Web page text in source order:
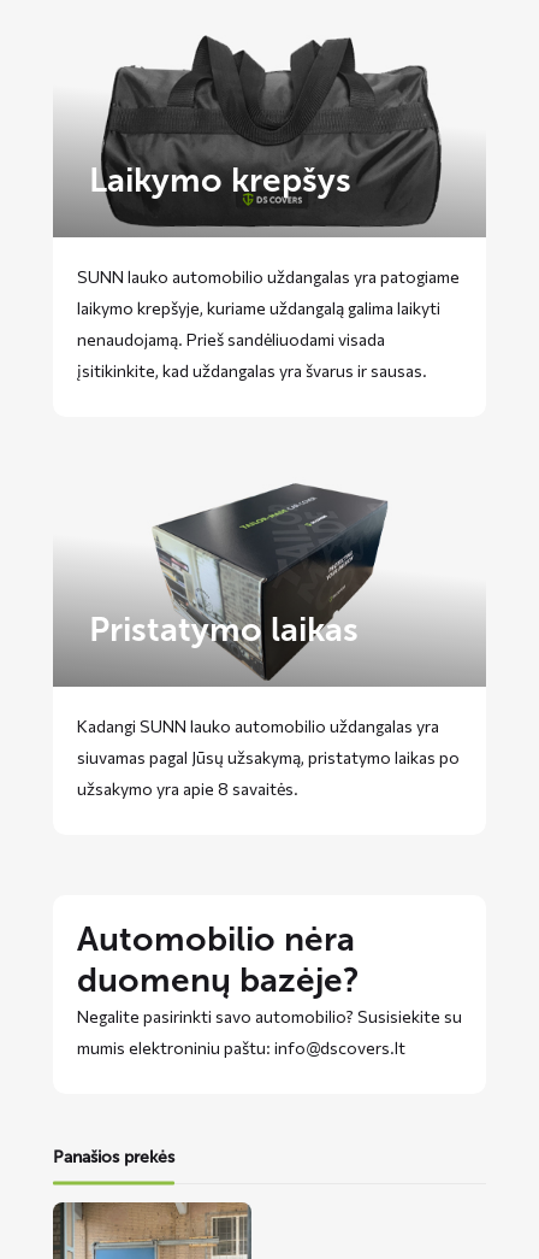
Laikymo krepšys
SUNN lauko automobilio uždangalas yra patogiame
laikymo krepšyje, kuriame uždangalą galima laikyti
nenaudojamą. Prieš sandėliuodami visada
įsitikinkite, kad uždangalas yra švarus ir sausas.
Pristatymo laikas
Kadangi SUNN lauko automobilio uždangalas yra
siuvamas pagal Jūsų užsakymą, pristatymo laikas po
užsakymo yra apie 8 savaitės.
Automobilio nėra
duomenų bazėje?
Negalite pasirinkti savo automobilio? Susisiekite su
mumis elektroniniu paštu: info@dscovers.lt
Panašios prekės
Lees
meer